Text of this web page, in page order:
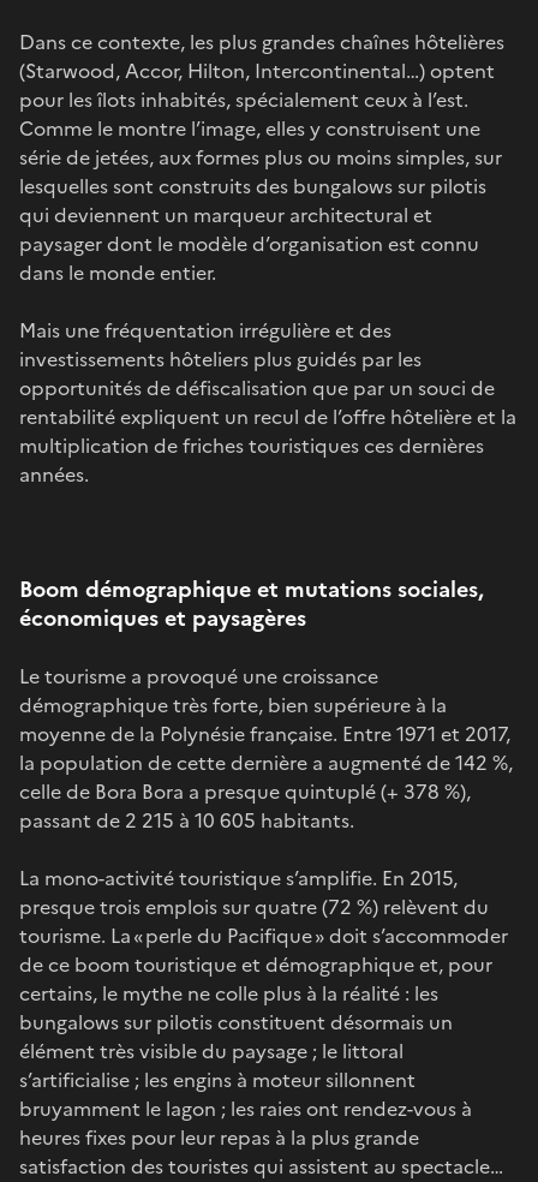
Dans ce contexte, les plus grandes chaînes hôtelières
(Starwood, Accor, Hilton, Intercontinental…) optent
pour les îlots inhabités, spécialement ceux à l’est.
Comme le montre l’image, elles y construisent une
série de jetées, aux formes plus ou moins simples, sur
lesquelles sont construits des bungalows sur pilotis
qui deviennent un marqueur architectural et
paysager dont le modèle d’organisation est connu
dans le monde entier.
Mais une fréquentation irrégulière et des
investissements hôteliers plus guidés par les
opportunités de défiscalisation que par un souci de
rentabilité expliquent un recul de l’offre hôtelière et la
multiplication de friches touristiques ces dernières
années.
Boom démographique et mutations sociales,
économiques et paysagères
Le tourisme a provoqué une croissance
démographique très forte, bien supérieure à la
moyenne de la Polynésie française. Entre 1971 et 2017,
la population de cette dernière a augmenté de 142 %,
celle de Bora Bora a presque quintuplé (+ 378 %),
passant de 2 215 à 10 605 habitants.
La mono-activité touristique s’amplifie. En 2015,
presque trois emplois sur quatre (72 %) relèvent du
tourisme. La « perle du Pacifique » doit s’accommoder
de ce boom touristique et démographique et, pour
certains, le mythe ne colle plus à la réalité : les
bungalows sur pilotis constituent désormais un
élément très visible du paysage ; le littoral
s’artificialise ; les engins à moteur sillonnent
bruyamment le lagon ; les raies ont rendez-vous à
heures fixes pour leur repas à la plus grande
satisfaction des touristes qui assistent au spectacle…